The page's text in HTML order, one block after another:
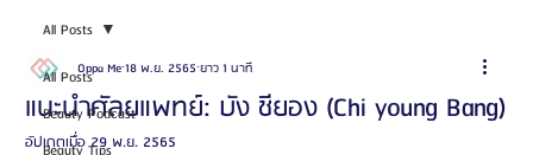
All Posts
Beauty Podcast
All Posts
แนะนำศัลยแพทย์: บัง ชียอง (Chi young Bang)
Oppa Me18 พ.ย. 2565 ยาว 1 นาที
อัปเดตเมื่อ29 พ.ย. 2565